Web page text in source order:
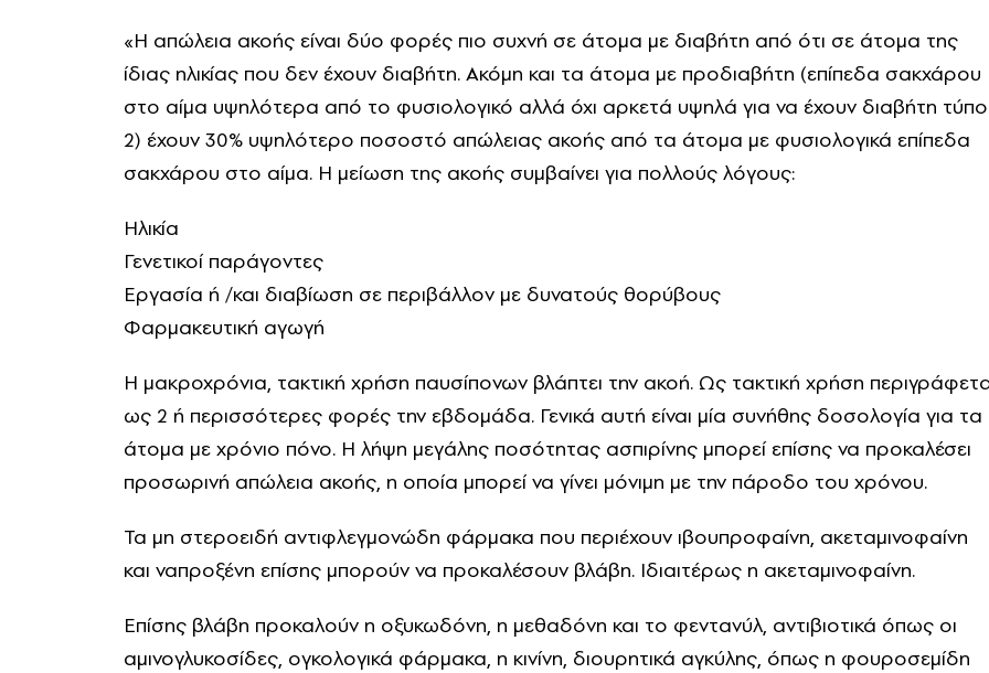
«Η απώλεια ακοής είναι δύο φορές πιο συχνή σε άτομα με διαβήτη από ότι σε άτομα της
ίδιας ηλικίας που δεν έχουν διαβήτη. Ακόμη και τα άτομα με προδιαβήτη (επίπεδα σακχάρου
στο αίμα υψηλότερα από το φυσιολογικό αλλά όχι αρκετά υψηλά για να έχουν διαβήτη
2) έχουν 30% υψηλότερο ποσοστό απώλειας ακοής από τα άτομα με φυσιολογικά επίπεδα
σακχάρου στο αίμα. Η μείωση της ακοής συμβαίνει για πολλούς λόγους:
Ηλικία
Γενετικοί παράγοντες
Εργασία ή /και διαβίωση σε περιβάλλον με δυνατούς θορύβους
Φαρμακευτική αγωγή
Η μακροχρόνια, τακτική χρήση παυσίπονων βλάπτει την ακοή. Ως τακτική χρήση
ως 2 ή περισσότερες φορές την εβδομάδα. Γενικά αυτή είναι μία συνήθης δοσολογία για τα
άτομα με χρόνιο πόνο. Η λήψη μεγάλης ποσότητας ασπιρίνης μπορεί επίσης να προκαλέσει
προσωρινή απώλεια ακοής, η οποία μπορεί να γίνει μόνιμη με την πάροδο του χρόνου.
Τα μη στεροειδή αντιφλεγμονώδη φάρμακα που περιέχουν ιβουπροφαίνη, ακεταμινοφαίνη
και ναπροξένη επίσης μπορούν να προκαλέσουν βλάβη. Ιδιαιτέρως η ακεταμινοφαίνη.
Επίσης βλάβη προκαλούν η οξυκωδόνη, η μεθαδόνη και το φεντανύλ, αντιβιοτικά όπως οι
αμινογλυκοσίδες, ογκολογικά φάρμακα, η κινίνη, διουρητικά αγκύλης, όπως η φουροσεμίδη